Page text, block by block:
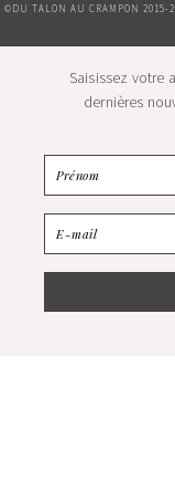
©DU TALON AU CRAMPON 2015-
Saisissez votre
dernières